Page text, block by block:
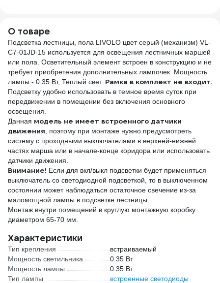
О товаре
Подсветка лестницы, пола LIVOLO цвет серый (механизм) VL-
C7-01JD-15 используется для освещения лестничных маршей
или пола. Осветительный элемент встроен в конструкцию и не
требует приобретения дополнительных лампочек. Мощность
лампы - 0.35 Вт, Теплый свет. Рамка в комплект не входит.
Подсветку удобно использовать в темное время суток при
передвижении в помещении без включения основного
освещения.
Данная модель не имеет встроенного датчики
движения , поэтому при монтаже нужно предусмотреть
систему с проходными выключателями в верхней-нижней
частях марша или в начале-конце коридора или использовать
датчики движения.
Внимание! Если для вкл/выкл подсветки будет применяться
выключатель со светодиодной подсветкой, то в выключенном
состоянии может наблюдаться остаточное свечение из-за
маломощной лампы в подсветке лестницы.
Монтаж внутри помещений в круглую монтажную коробку
диаметром 65-70 мм.
Характеристики
Тип крепления
встраиваемый
Мощность светильника
0.35 Вт
Мощность лампы
0.35 Вт
Тип лампы
встроенные светодиоды